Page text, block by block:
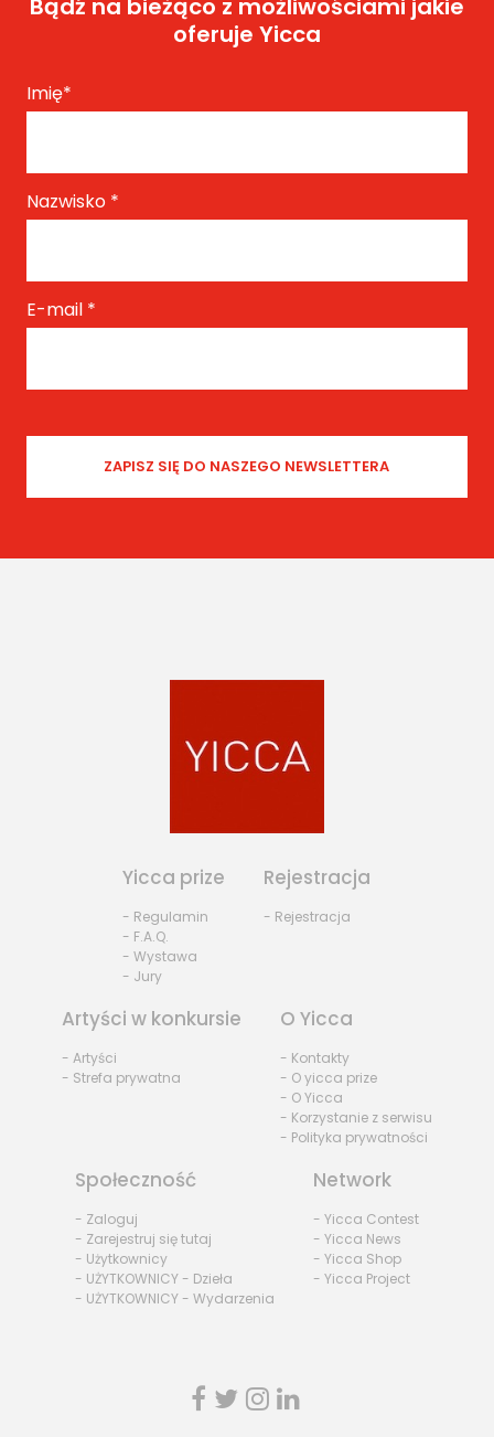
Bądź na bieżąco z możliwościami jakie
oferuje Yicca
Imię*
Nazwisko *
E-mail *
Yicca prize
- Regulamin
- F.A.Q.
- Wystawa
- Jury
Rejestracja
- Rejestracja
Artyści w konkursie
- Artyści
- Strefa prywatna
O Yicca
- Kontakty
- O yicca prize
- O Yicca
- Korzystanie z serwisu
- Polityka prywatności
Społeczność
- Zaloguj
- Zarejestruj się tutaj
- Użytkownicy
- UŻYTKOWNICY - Dzieła
- UŻYTKOWNICY - Wydarzenia
Network
- Yicca Contest
- Yicca News
- Yicca Shop
- Yicca Project